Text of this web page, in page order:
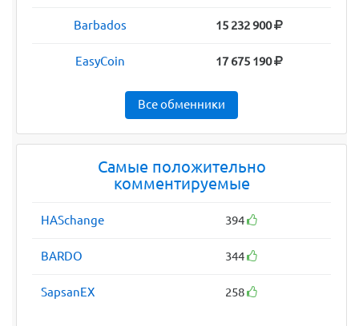
Barbados 15 232 900
EasyCoin 17 675 190
Все обменники
Самые положительно
комментируемые
HASchange 394
BARDO 344
SapsanEX 258